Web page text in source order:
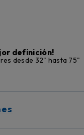
definición!
desde 32" hasta 75"